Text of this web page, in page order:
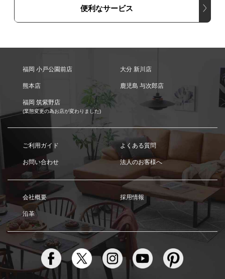
便利なサービス
福岡 小戸公園前店 大分 新川店
熊本店 鹿児島 与次郎店
福岡 筑紫野店
(業態変更の為お店が変わりました)
ご利用ガイド よくある質問
お問い合わせ 法人のお客様へ
会社概要 採用情報
沿革